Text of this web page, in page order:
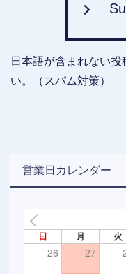
日本語が含まれない
い。（スパム対策）
営業日カレンダー
日 月 火
26 27